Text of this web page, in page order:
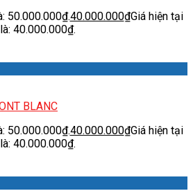
50.000.000₫.40.000.000₫Giá hiện tại
là: 40.000.000₫.
BLANC
50.000.000₫.40.000.000₫Giá hiện tại
là: 40.000.000₫.